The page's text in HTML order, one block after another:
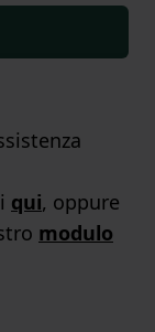
qui, oppure
modulo